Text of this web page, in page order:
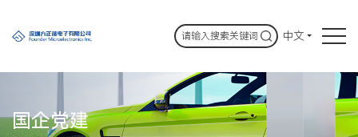
中文
国企党建